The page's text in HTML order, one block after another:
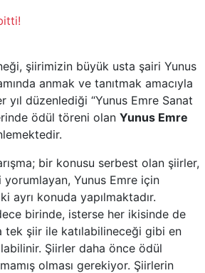
şiirimizin büyük usta şairi Yunus
anmak ve tanıtmak amacıyla
yıl düzenlediği “Yunus Emre Sanat
ödül töreni olan Yunus Emre
bir konusu serbest olan şiirler,
yorumlayan, Yunus Emre için
ayrı konuda yapılmaktadır.
birinde, isterse her ikisinde de
tek şiir ile katılabilineceği gibi en
Şiirler daha önce ödül
olması gerekiyor. Şiirlerin